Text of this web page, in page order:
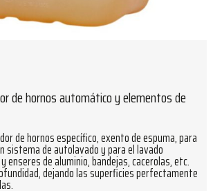
de hornos automático y elementos de
de hornos específico, exento de espuma, para
sistema de autolavado y para el lavado
enseres de aluminio, bandejas, cacerolas, etc.
dejando las superficies perfectamente